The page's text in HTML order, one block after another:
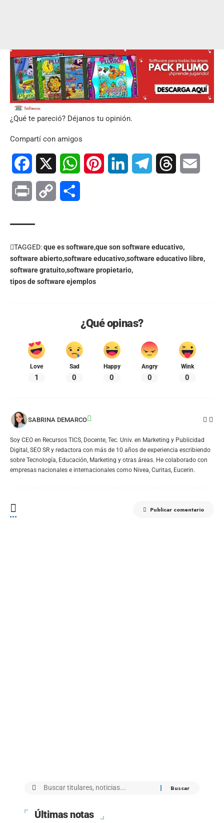
¿Qué te pareció? Déjanos tu opinión.
Compartí con amigos
Facebook WhatsAppPinterest LinkedIn TelegramThreads
Print Copy
TAGGED:que es softwareque son software educativo
software abiertosoftware educativosoftware educativo libre
software gratuitosoftware propietario
tipos de software ejemplos
¿Qué opinas?
Love
1
Sad
0
Happy
0
Angry
0
Wink
0
SABRINA DEMARCO
Soy CEO en Recursos TICS, Docente, Tec. Univ. en Marketing y Publicidad
Digital, SEO SR y redactora con más de 10 años de experiencia escribiendo
sobre Tecnología, Educación, Marketing y otras áreas. He colaborado con
empresas nacionales e internacionales como Nivea, Curitas, Eucerin.
Publicar comentario
Últimas notas